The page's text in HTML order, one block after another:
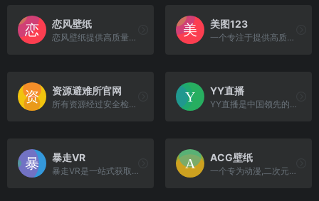
恋风壁纸
恋风壁纸提供高质量电脑壁纸...
美图123
一个专注于提供高质量国漫壁纸的在线图片资源站。
资源避难所官网
所有资源经过安全检测，无需注册即可高速下载。
YY直播
YY直播是中国领先的互动直播平台之一。
暴走VR
暴走VR是一站式获取VR资源的理想选择，为用户提供了全网最全、最全面的VR资源下载服务，并且完全免费。
ACG壁纸
一个专为动漫,二次元,游戏爱好者打造的高清壁纸网站。